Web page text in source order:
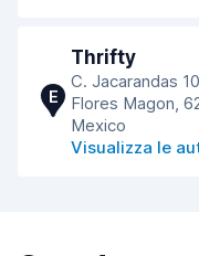
E
Thrifty
C. Jacarandas
Flores Magon,
Mexico
Visualizza le